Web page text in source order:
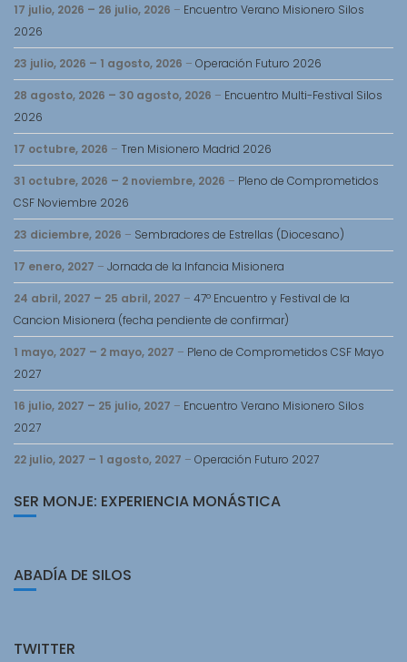
17 julio, 2026 – 26 julio, 2026 – Encuentro Verano Misionero Silos
2026
23 julio, 2026 – 1 agosto, 2026 – Operación Futuro 2026
28 agosto, 2026 – 30 agosto, 2026 – Encuentro Multi-Festival Silos
2026
17 octubre, 2026 – Tren Misionero Madrid 2026
31 octubre, 2026 – 2 noviembre, 2026 – Pleno de Comprometidos
CSF Noviembre 2026
23 diciembre, 2026 – Sembradores de Estrellas (Diocesano)
17 enero, 2027 – Jornada de la Infancia Misionera
24 abril, 2027 – 25 abril, 2027 – 47º Encuentro y Festival de la
Cancion Misionera (fecha pendiente de confirmar)
1 mayo, 2027 – 2 mayo, 2027 – Pleno de Comprometidos CSF Mayo
2027
16 julio, 2027 – 25 julio, 2027 – Encuentro Verano Misionero Silos
2027
22 julio, 2027 – 1 agosto, 2027 – Operación Futuro 2027
SER MONJE: EXPERIENCIA MONÁSTICA
ABADÍA DE SILOS
TWITTER